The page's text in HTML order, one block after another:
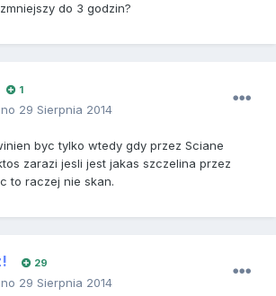
do 3 godzin?
1
29 Sierpnia 2014
byc tylko wtedy gdy przez Sciane
zarazi jesli jest jakas szczelina przez
to raczej nie skan.
29
29 Sierpnia 2014